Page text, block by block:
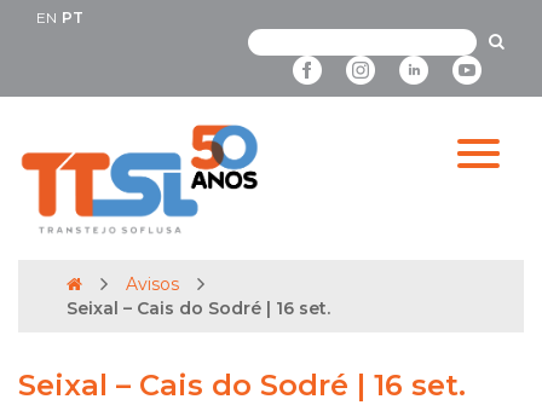
EN PT
Avisos
Seixal – Cais do Sodré | 16 set.
Seixal – Cais do Sodré | 16 set.